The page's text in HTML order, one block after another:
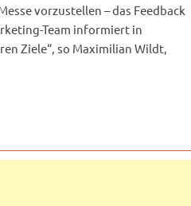
vorzustellen – das Feedback
Team informiert in
Ziele“, so Maximilian Wildt,